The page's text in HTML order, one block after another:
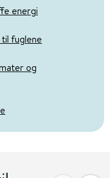
energi
fuglene
og